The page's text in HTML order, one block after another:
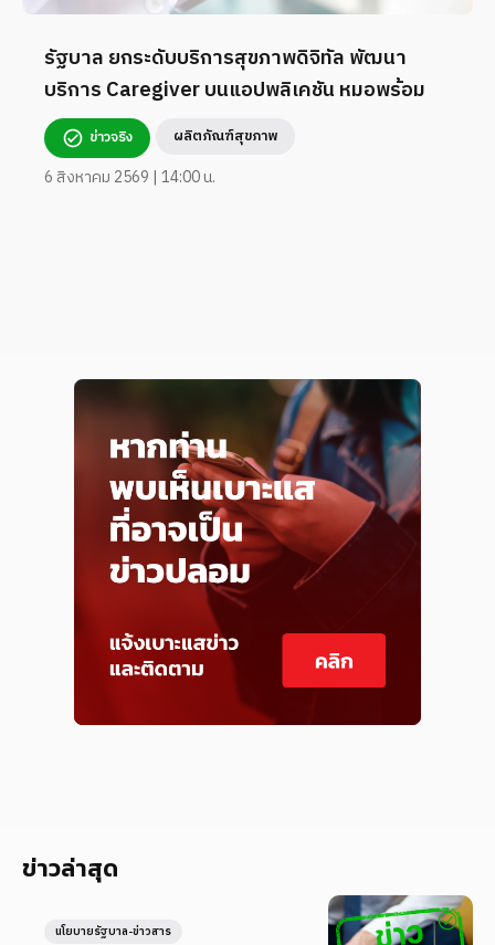
รัฐบาล ยกระดับบริการสุขภาพดิจิทัล พัฒนา
บริการ Caregiver บนแอปพลิเคชัน หมอพร้อม
ข่าวจริง ผลิตภัณฑ์สุขภาพ
6 สิงหาคม 2569 | 14:00 น.
ข่าวล่าสุด
นโยบายรัฐบาล-ข่าวสาร